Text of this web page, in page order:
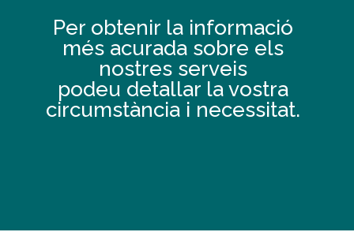
Per obtenir la informació
més acurada sobre els
nostres serveis
podeu detallar la vostra
circumstància i necessitat.